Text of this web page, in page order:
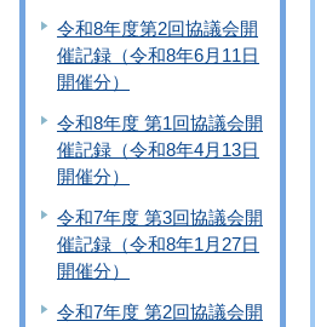
令和8年度第2回協議会開
催記録（令和8年6月11日
開催分）
令和8年度 第1回協議会開
催記録（令和8年4月13日
開催分）
令和7年度 第3回協議会開
催記録（令和8年1月27日
開催分）
令和7年度 第2回協議会開